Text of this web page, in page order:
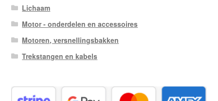
Lichaam
Motor - onderdelen en accessoires
Motoren, versnellingsbakken
Trekstangen en kabels